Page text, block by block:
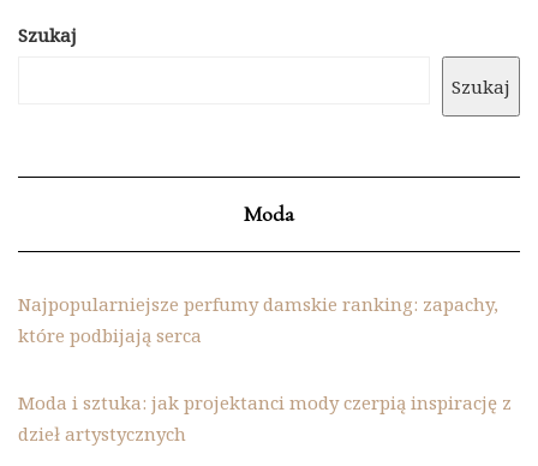
Szukaj
Szukaj
Moda
Najpopularniejsze perfumy damskie ranking: zapachy,
które podbijają serca
Moda i sztuka: jak projektanci mody czerpią inspirację z
dzieł artystycznych